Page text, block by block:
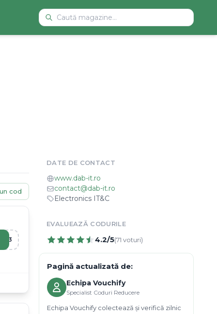
cod
DATE DE CONTACT
www.dab-it.ro
contact@dab-it.ro
Electronics IT&C
EVALUEAZĂ CODURILE
4.2/5(71 voturi)
Pagină actualizată de:
Echipa Vouchify
Specialist Coduri Reducere
Echipa Vouchify colectează și verifică zilnic